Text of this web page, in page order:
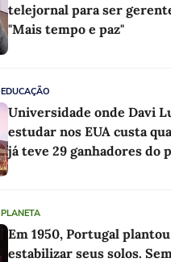
telejornal para ser
"Mais tempo e paz"
EDUCAÇÃO
Universidade onde Davi
estudar nos EUA custa
já teve 29 ganhadores do
PLANETA
Em 1950, Portugal
estabilizar seus solos.